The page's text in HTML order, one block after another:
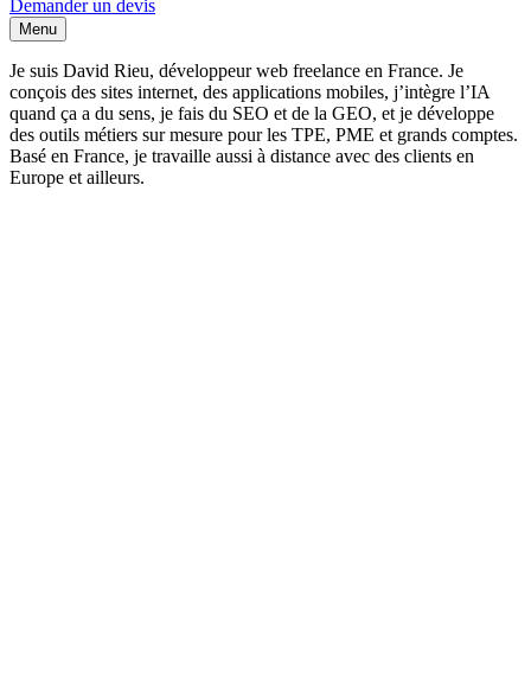
Demander un devis
Menu
Je suis David Rieu, développeur web freelance en France. Je
conçois des sites internet, des applications mobiles, j’intègre l’IA
quand ça a du sens, je fais du SEO et de la GEO, et je développe
des outils métiers sur mesure pour les TPE, PME et grands comptes.
Basé en France, je travaille aussi à distance avec des clients en
Europe et ailleurs.